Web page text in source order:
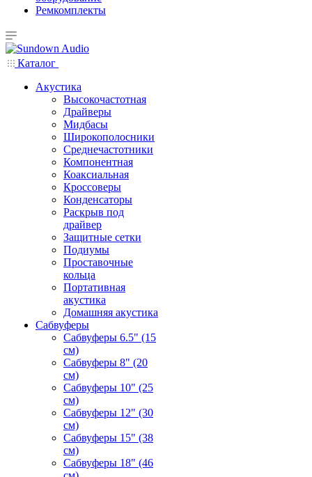
Ремкомплекты
Каталог
Акустика
Высокочастотная
Драйверы
Мидбасы
Широкополосники
Среднечастотники
Компонентная
Коаксиальная
Кроссоверы
Конденсаторы
Раскрыв под
драйвер
Защитные сетки
Подиумы
Проставочные
кольца
Портативная
акустика
Домашняя акустика
Сабвуферы
Сабвуферы 6.5" (15
см)
Сабвуферы 8" (20
см)
Сабвуферы 10" (25
см)
Сабвуферы 12" (30
см)
Сабвуферы 15" (38
см)
Сабвуферы 18" (46